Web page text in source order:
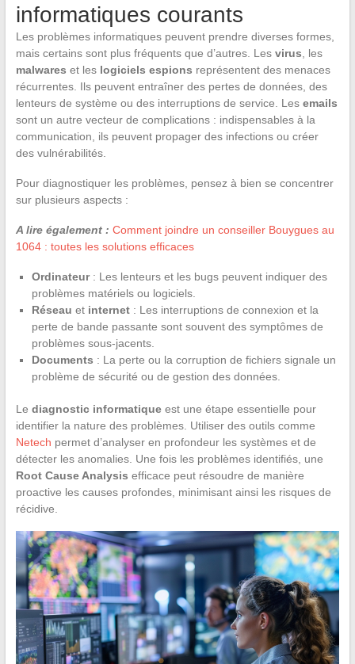
informatiques courants
Les problèmes informatiques peuvent prendre diverses formes,
mais certains sont plus fréquents que d’autres. Les virus , les
malwares et les logiciels espions représentent des menaces
récurrentes. Ils peuvent entraîner des pertes de données, des
lenteurs de système ou des interruptions de service. Les emails
sont un autre vecteur de complications : indispensables à la
communication, ils peuvent propager des infections ou créer
des vulnérabilités.
Pour diagnostiquer les problèmes, pensez à bien se concentrer
sur plusieurs aspects :
A lire également : Comment joindre un conseiller Bouygues au
1064 : toutes les solutions efficaces
Ordinateur: Les lenteurs et les bugs peuvent indiquer des
problèmes matériels ou logiciels.
Réseau et internet: Les interruptions de connexion et la
perte de bande passante sont souvent des symptômes de
problèmes sous-jacents.
Documents : La perte ou la corruption de fichiers signale un
problème de sécurité ou de gestion des données.
Le diagnostic informatiqueest une étape essentielle pour
identifier la nature des problèmes. Utiliser des outils comme
Netech permet d’analyser en profondeur les systèmes et de
détecter les anomalies. Une fois les problèmes identifiés, une
Root Cause Analysis efficace peut résoudre de manière
proactive les causes profondes, minimisant ainsi les risques de
récidive.